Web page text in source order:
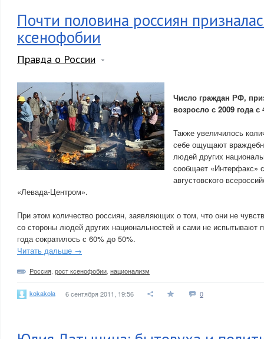
Почти половина россиян
ксенофобии
Правда о России
Число граждан РФ,
возросло с 2009 года с
Также увеличилось
себе ощущают
людей других
сообщает «Интерфакс»
августовского
«Левада-Центром».
При этом количество россиян, заявляющих о том, что они не
со стороны людей других национальностей и сами не испытывают
года сократилось с 60% до 50%.
Читать дальше →
Россия рост ксенофобии национализм
kokakola 6 сентября 2011, 19:56 0